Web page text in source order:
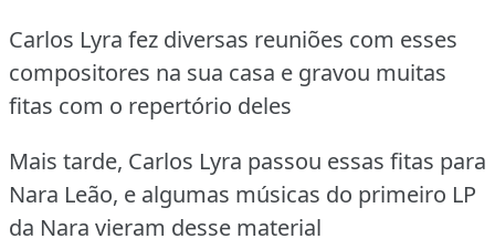
Carlos Lyra fez diversas reuniões com esses
compositores na sua casa e gravou muitas
fitas com o repertório deles
Mais tarde, Carlos Lyra passou essas fitas para
Nara Leão, e algumas músicas do primeiro LP
da Nara vieram desse material